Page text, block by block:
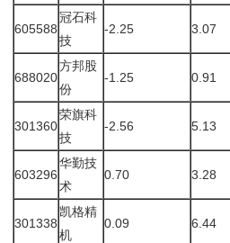
605588
冠石科
技
-2.25 3.07
688020
方邦股
份
-1.25 0.91
301360
荣旗科
技
-2.56 5.13
603296
华勤技
术
0.70 3.28
301338
凯格精
机
0.09 6.44